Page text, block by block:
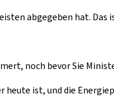
abgegeben hat.
noch bevor Sie
ist, und die